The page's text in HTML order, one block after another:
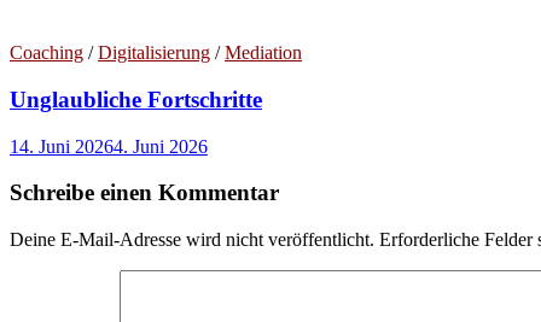
Coaching /Digitalisierung /Mediation
Unglaubliche Fortschritte
14. Juni 20264. Juni 2026
Schreibe einen Kommentar
Deine E-Mail-Adresse wird nicht veröffentlicht. Erforderliche Felder